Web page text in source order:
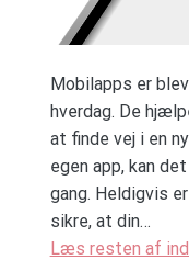
Mobilapps er
hverdag. De
at finde vej i en
egen app, kan
gang. Heldigvis
sikre, at din…
Læs resten af